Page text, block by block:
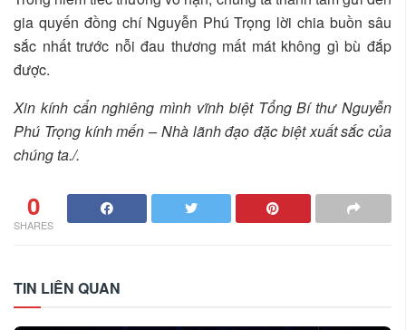
gia quyến đồng chí Nguyễn Phú Trọng lời chia buồn sâu
sắc nhất trước nỗi đau thương mất mát không gì bù đắp
được.
Xin kính cẩn nghiêng mình vĩnh biệt Tổng Bí thư Nguyễn
Phú Trọng kính mến – Nhà lãnh đạo đặc biệt xuất sắc của
chúng ta./.
0
SHARES
TIN LIÊN QUAN